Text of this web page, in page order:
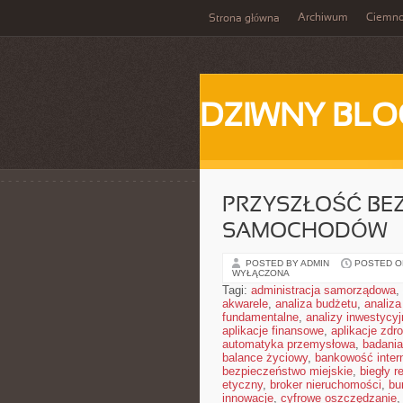
Strona główna Archiwum
DZIWNY
PRZYSZŁOŚĆ
SAMOCHODÓW
POSTED BY ADMIN POSTED
WYŁĄCZONA
Tagi: administracja samorządowa,
akwarele, analiza budżetu,
fundamentalne, analizy
aplikacje finansowe, aplikacje
automatyka przemysłowa,
balance życiowy, bankowość
bezpieczeństwo miejskie, biegły
etyczny, broker nieruchomości,
innowacje, cyfrowe oszczędzanie,